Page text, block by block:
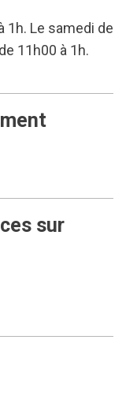
1h. Le samedi de
11h00 à 1h.
sur